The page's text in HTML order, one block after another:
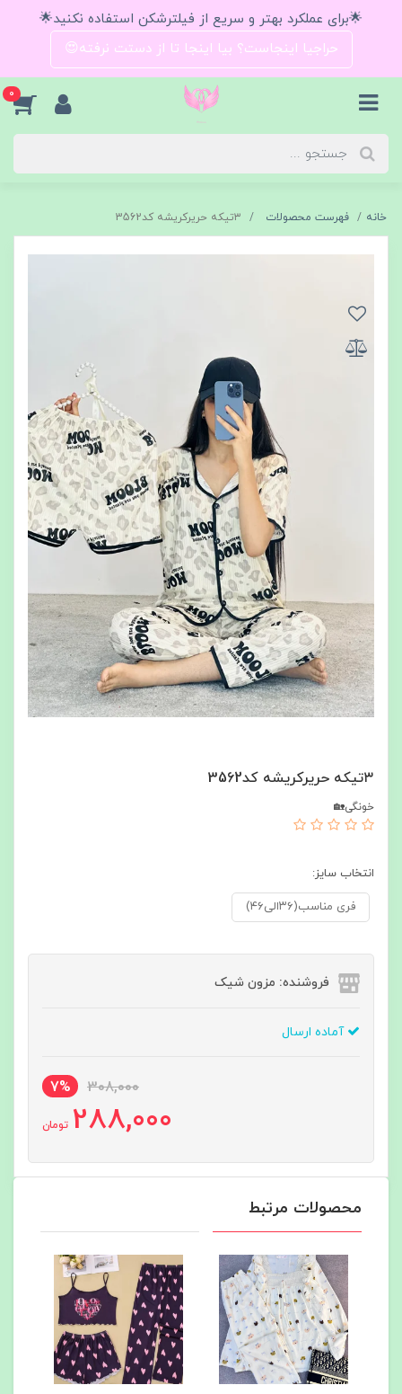
🌟برای عملکرد بهتر و سریع از فیلترشکن استفاده نکنید🌟
حراجیا اینجاست؟ بیا اینجا تا از دستت نرفته😍
0
خانه فهرست محصولات ۳تیکه حریرکریشه کد3562
۳تیکه حریرکریشه کد3562
خونگی🏡
انتخاب سایز:
فری مناسب(۳۶الی۴۶)
فروشنده: مزون شیک
آماده ارسال
308,000
7%
288,000 تومان
محصولات مرتبط